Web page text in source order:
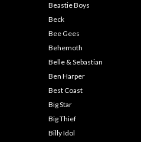
Beastie Boys
Beck
Bee Gees
Behemoth
Belle & Sebastian
Ben Harper
Best Coast
Big Star
Big Thief
Billy Idol